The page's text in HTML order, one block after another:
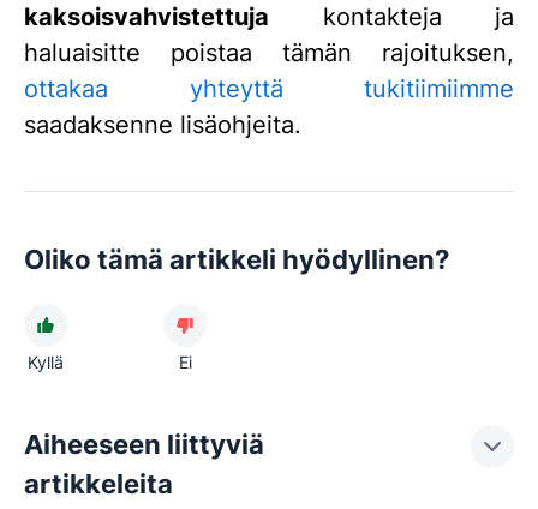
kaksoisvahvistettuja kontakteja ja
haluaisitte poistaa tämän rajoituksen,
ottakaa yhteyttä tukitiimiimme
saadaksenne lisäohjeita.
Oliko tämä artikkeli hyödyllinen?
Kyllä Ei
Aiheeseen liittyviä
artikkeleita